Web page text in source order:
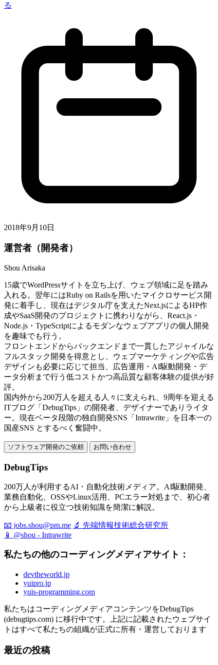
る
2018年9月10日
運営者（開発者）
Shou Arisaka
15歳でWordPressサイトを立ち上げ、ウェブ領域に足を踏み
入れる。翌年にはRuby on Railsを用いたマイクロサービス開
発に着手し、現在はデジタル庁を支えたNext.jsによるHP作
成やSaaS開発のプロジェクトに携わりながら、React.js・
Node.js・TypeScriptによるモダンなウェブアプリの個人開発
を趣味でも行う。
フロントエンドからバックエンドまで一貫したアジャイルな
フルスタック開発を得意とし、ウェブマーケティングや広告
デザインも必要に応じて担当、広告運用・AI駆動開発・デ
ータ分析まで行う低コストかつ高品質な顧客体験の提供が好
評。
国内外から200万人を超える人々に支えられ、9周年を迎える
ITブログ「DebugTips」の開発者、デザイナーでありライタ
ー。現在ベータ段階の独自開発SNS「Intrawrite」を日本一の
国産SNS とするべく奮闘中。
ソフトウェア開発のご依頼 お問い合わせ
DebugTips
200万人が利用するAI・自動化技術メディア。AI駆動開発、
業務自動化、OSSやLinux活用、PCエラー対処まで、初心者
から上級者に役立つ技術知識を簡潔に解説。
📧 jobs.shou@pm.me 🔬 先端情報技術総合研究所
📱 @shou - Intrawrite
私たちの他のコーディングメディアサイト：
devtheworld.jp
yuipro.jp
yuis-programming.com
私たちはコーディングメディアコンテンツをDebugTips
(debugtips.com) に移行中です。上記に記載されたウェブサイ
トはすべて私たちの組織が正式に所有・運営しております
最近の投稿